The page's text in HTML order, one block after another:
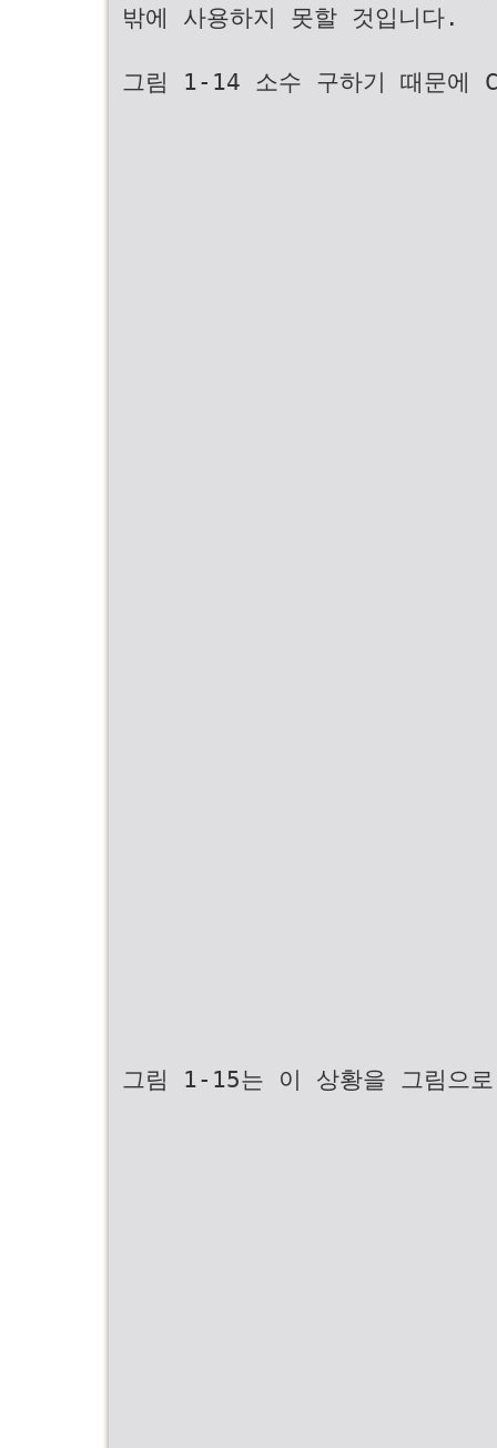
밖에 사용하지 못할 것입니다.
그림 1-14 소수 구하기 때문에
그림 1-15는 이 상황을 그림으